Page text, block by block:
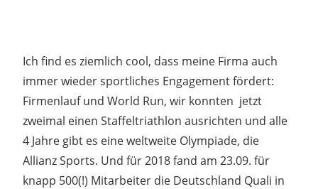
Ich find es ziemlich cool, dass meine Firma auch
immer wieder sportliches Engagement fördert:
Firmenlauf und World Run, wir konnten jetzt
zweimal einen Staffeltriathlon ausrichten und alle
4 Jahre gibt es eine weltweite Olympiade, die
Allianz Sports. Und für 2018 fand am 23.09. für
knapp 500(!) Mitarbeiter die Deutschland Quali in